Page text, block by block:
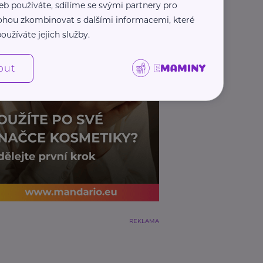
REKLAMA
používáte, sdílíme se svými partnery pro
zkombinovat s dalšími informacemi, které
jejich služby.